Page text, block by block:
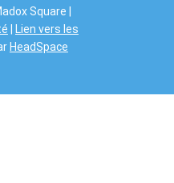
Square |
Lien vers les
HeadSpace